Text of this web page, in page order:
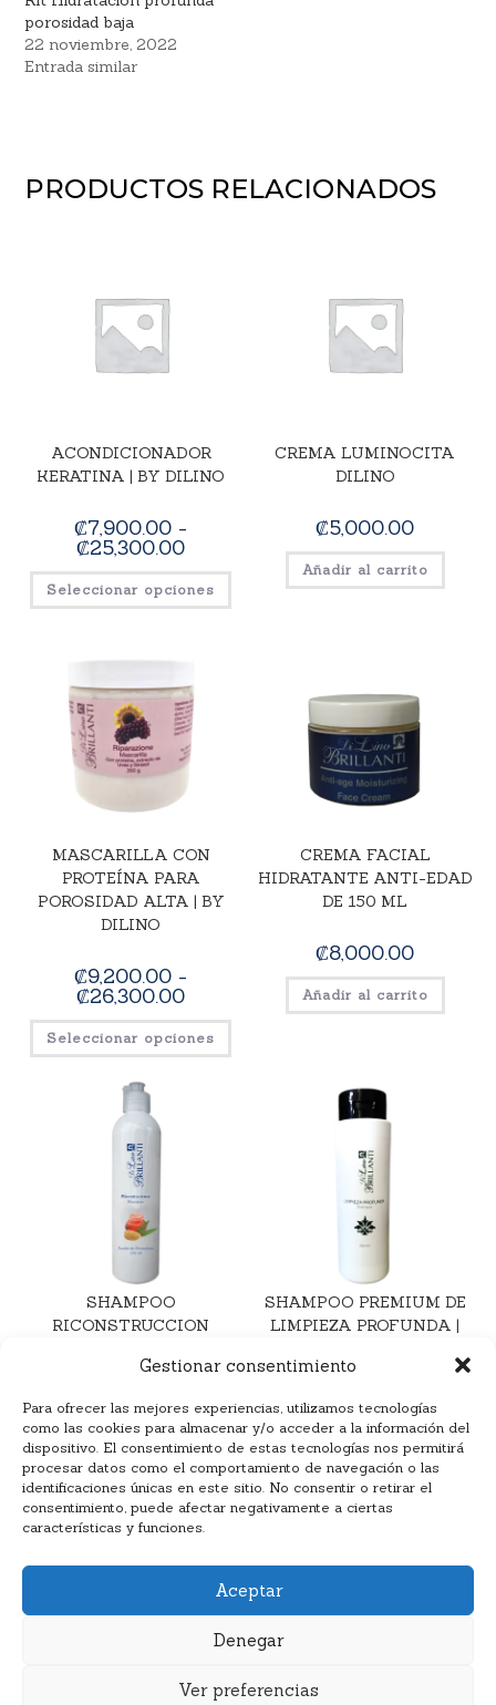
Gestionar consentimiento
Para ofrecer las mejores experiencias, utilizamos tecnologías
como las cookies para almacenar y/o acceder a la información del
dispositivo. El consentimiento de estas tecnologías nos permitirá
procesar datos como el comportamiento de navegación o las
identificaciones únicas en este sitio. No consentir o retirar el
consentimiento, puede afectar negativamente a ciertas
características y funciones.
Aceptar
Denegar
Ver preferencias
porosidad baja
22 noviembre, 2022
Entrada similar
PRODUCTOS RELACIONADOS
ACONDICIONADOR
KERATINA | BY DILINO
₡7,900.00 -
₡25,300.00
Seleccionar opciones
CREMA LUMINOCITA
DILINO
₡5,000.00
Añadir al carrito
MASCARILLA CON
PROTEÍNA PARA
POROSIDAD ALTA | BY
DILINO
₡9,200.00 -
₡26,300.00
Seleccionar opciones
CREMA FACIAL
HIDRATANTE ANTI-EDAD
DE 150 ML
₡8,000.00
Añadir al carrito
SHAMPOO
RICONSTRUCCION
₡6,900.00
Añadir al carrito
SHAMPOO PREMIUM DE
LIMPIEZA PROFUNDA |
₡5,900.00 -
₡15,900.00
Seleccionar opciones
Cosméticos Laita® copyright 2024